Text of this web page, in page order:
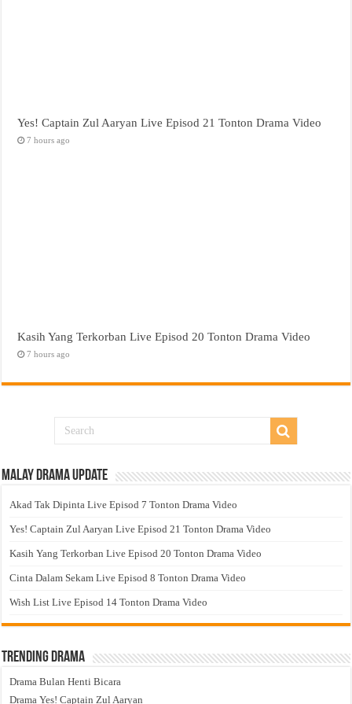
Yes! Captain Zul Aaryan Live Episod 21 Tonton Drama Video
7 hours ago
Kasih Yang Terkorban Live Episod 20 Tonton Drama Video
7 hours ago
Malay Drama Update
Akad Tak Dipinta Live Episod 7 Tonton Drama Video
Yes! Captain Zul Aaryan Live Episod 21 Tonton Drama Video
Kasih Yang Terkorban Live Episod 20 Tonton Drama Video
Cinta Dalam Sekam Live Episod 8 Tonton Drama Video
Wish List Live Episod 14 Tonton Drama Video
Trending Drama
Drama Bulan Henti Bicara
Drama Yes! Captain Zul Aaryan